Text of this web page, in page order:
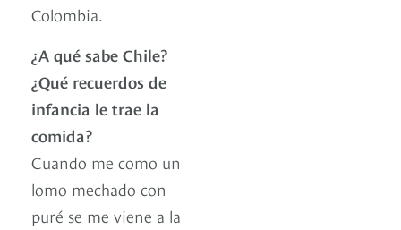
Colombia.
¿A qué sabe Chile?
¿Qué recuerdos de
infancia le trae la
comida?
Cuando me como un
lomo mechado con
puré se me viene a la